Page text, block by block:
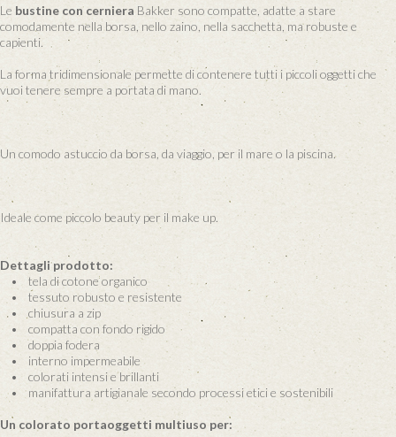
Le bustine con cerniera Bakker sono compatte, adatte a stare
comodamente nella borsa, nello zaino, nella sacchetta, ma robuste e
capienti.
La forma tridimensionale permette di contenere tutti i piccoli oggetti che
vuoi tenere sempre a portata di mano.
Un comodo astuccio da borsa, da viaggio, per il mare o la piscina.
Ideale come piccolo beauty per il make up.
Dettagli prodotto:
• tela di cotone organico
• tessuto robusto e resistente
• chiusura a zip
• compatta con fondo rigido
• doppia fodera
• interno impermeabile
• colorati intensi e brillanti
• manifattura artigianale secondo processi etici e sostenibili
Un colorato portaoggetti multiuso per: